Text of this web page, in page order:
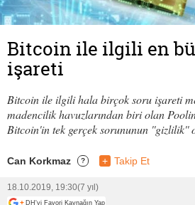
Bitcoin ile ilgili en
işareti
Bitcoin ile ilgili hala birçok soru işareti
madencilik havuzlarından biri olan
Bitcoin'in tek gerçek sorununun ''gizlilik''
Can Korkmaz ? + Takip Et
18.10.2019, 19:30(7 yıl)
+ DH'yi Favori Kaynağın Yap